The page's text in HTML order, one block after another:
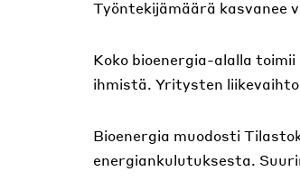
Työntekijämäärä kasvanee
Koko bioenergia-alalla
ihmistä. Yritysten liikevaihto
Bioenergia muodosti
energiankulutuksesta.